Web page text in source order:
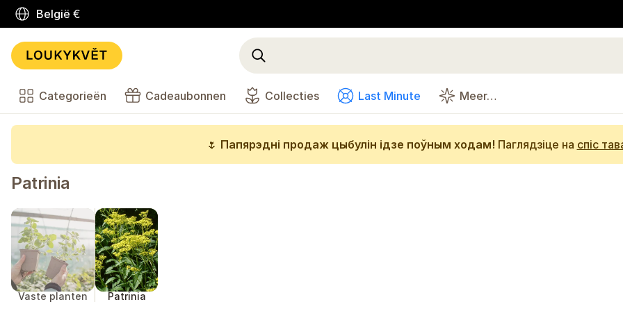
België €
Categorieën Cadeaubonnen Collecties Last Minute Meer…
🌷 Папярэдні продаж цыбулін ідзе поўным ходам! Паглядзіце на спіс
Patrinia
Vaste planten Patrinia